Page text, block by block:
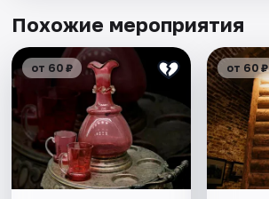
Похожие мероприятия
от 60 ₽ от 60 ₽